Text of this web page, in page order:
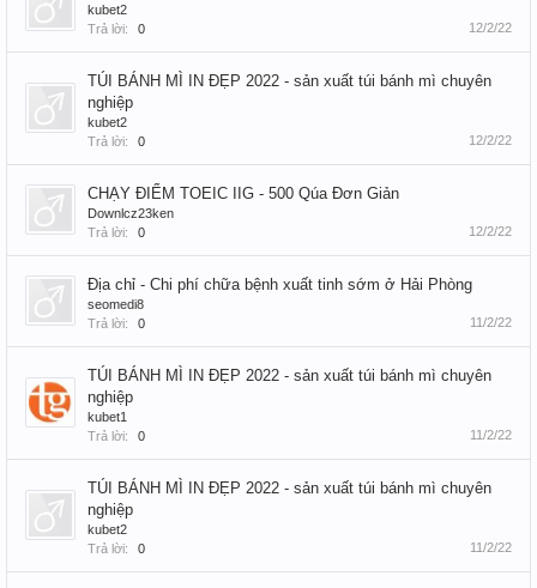
kubet2
Trả lời:
0 12/2/22
TÚI BÁNH MÌ IN ĐẸP 2022 - sản xuất túi bánh mì chuyên
nghiệp
kubet2
Trả lời:
0 12/2/22
CHẠY ĐIỂM TOEIC IIG - 500 Qúa Đơn Giản
Downlcz23ken
Trả lời:
0 12/2/22
Địa chỉ - Chi phí chữa bệnh xuất tinh sớm ở Hải Phòng
seomedi8
Trả lời:
0 11/2/22
TÚI BÁNH MÌ IN ĐẸP 2022 - sản xuất túi bánh mì chuyên
nghiệp
kubet1
Trả lời:
0 11/2/22
TÚI BÁNH MÌ IN ĐẸP 2022 - sản xuất túi bánh mì chuyên
nghiệp
kubet2
Trả lời:
0 11/2/22